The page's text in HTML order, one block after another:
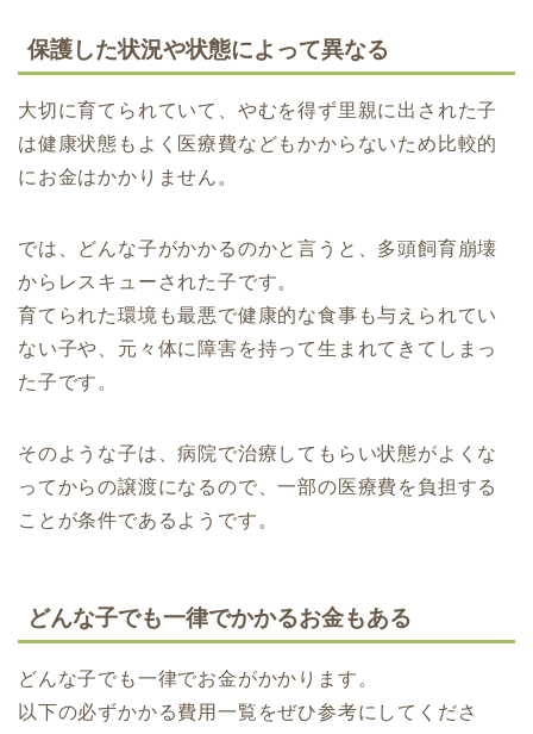
保護した状況や状態によって異なる
大切に育てられていて、やむを得ず里親に出された子
は健康状態もよく医療費などもかからないため比較的
にお金はかかりません。
では、どんな子がかかるのかと言うと、多頭飼育崩壊
からレスキューされた子です。
育てられた環境も最悪で健康的な食事も与えられてい
ない子や、元々体に障害を持って生まれてきてしまっ
た子です。
そのような子は、病院で治療してもらい状態がよくな
ってからの譲渡になるので、一部の医療費を負担する
ことが条件であるようです。
どんな子でも一律でかかるお金もある
どんな子でも一律でお金がかかります。
以下の必ずかかる費用一覧をぜひ参考にしてくださ